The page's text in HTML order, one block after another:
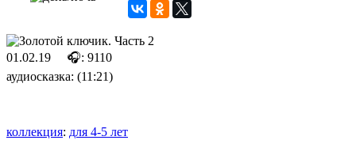
01.02.19
🎧: 9110
аудиосказка: (11:21)
коллекция: для 4-5 лет